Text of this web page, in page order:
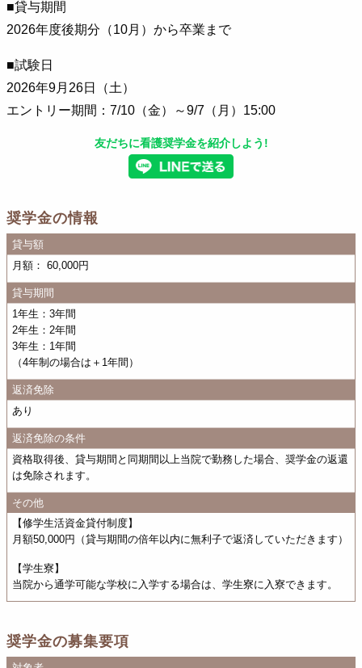
■貸与期間
2026年度後期分（10月）から卒業まで
■試験日
2026年9月26日（土）
エントリー期間：7/10（金）～9/7（月）15:00
友だちに看護奨学金を紹介しよう!
奨学金の情報
貸与額
月額： 60,000円
貸与期間
1年生：3年間
2年生：2年間
3年生：1年間
（4年制の場合は＋1年間）
返済免除
あり
返済免除の条件
資格取得後、貸与期間と同期間以上当院で勤務した場合、奨学金の返還
は免除されます。
その他
【修学生活資金貸付制度】
月額50,000円（貸与期間の倍年以内に無利子で返済していただきます）
【学生寮】
当院から通学可能な学校に入学する場合は、学生寮に入寮できます。
奨学金の募集要項